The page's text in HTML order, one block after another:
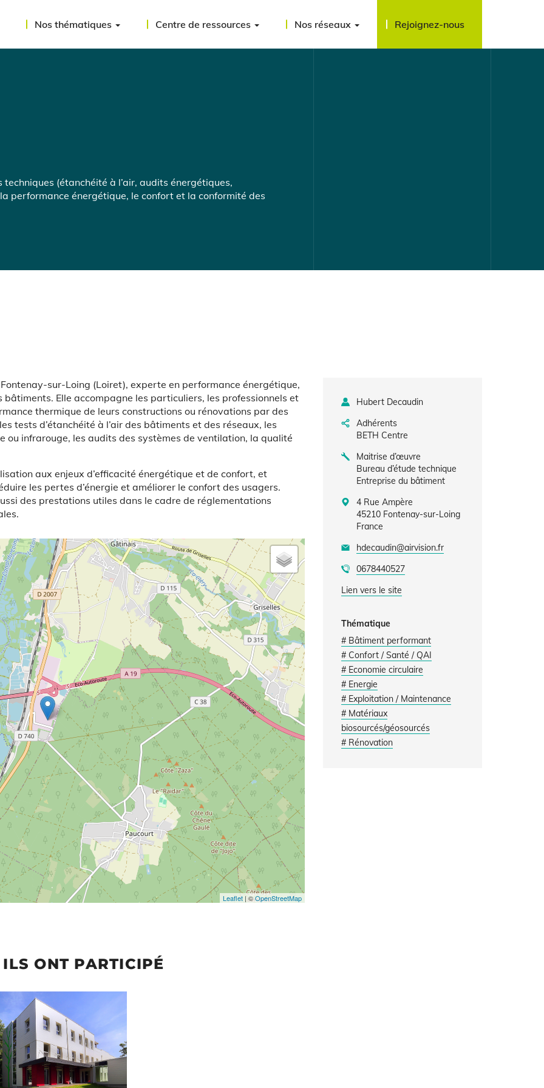
Nos thématiques Centre de ressources Nos réseaux Rejoignez-nous
(étanchéité à l’air, audits énergétiques,
performance énergétique, le confort et la conformité des
sur-Loing (Loiret), experte en performance énergétique,
bâtiments. Elle accompagne les particuliers, les professionnels et
thermique de leurs constructions ou rénovations par des
tests d’étanchéité à l’air des bâtiments et des réseaux, les
ou infrarouge, les audits des systèmes de ventilation, la qualité
aux enjeux d’efficacité énergétique et de confort, et
les pertes d’énergie et améliorer le confort des usagers.
des prestations utiles dans le cadre de réglementations
Leaflet| ©OpenStreetMap
Hubert Decaudin
Adhérents
BETH Centre
Maitrise d’œuvre
Bureau d’étude technique
Entreprise du bâtiment
4 Rue Ampère
45210 Fontenay-sur-Loing
France
hdecaudin@airvision.fr
0678440527
Lien vers le site
Thématique
# Bâtiment performant
# Confort / Santé / QAI
# Economie circulaire
# Energie
# Exploitation / Maintenance
# Matériaux
biosourcés/géosourcés
# Rénovation
ONT PARTICIPÉ